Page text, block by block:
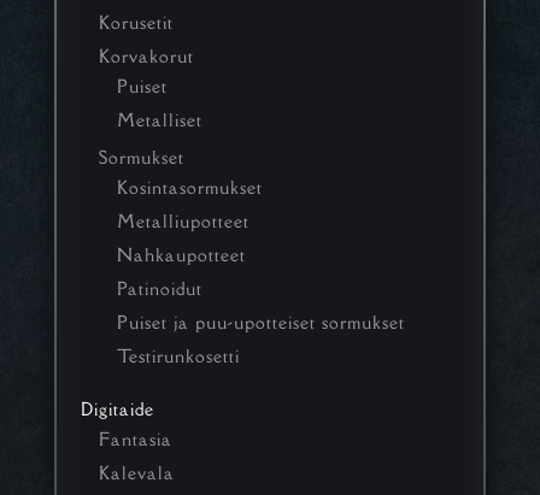
Korusetit
Korvakorut
Puiset
Metalliset
Sormukset
Kosintasormukset
Metalliupotteet
Nahkaupotteet
Patinoidut
Puiset ja puu-upotteiset sormukset
Testirunkosetti
Digitaide
Fantasia
Kalevala